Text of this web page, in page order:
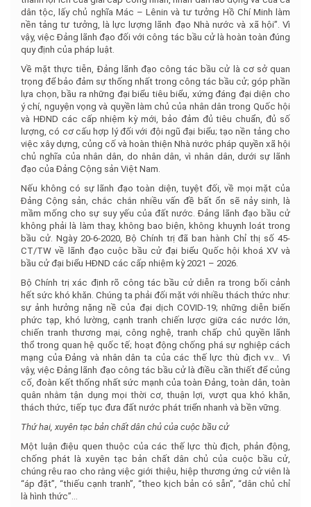
dân tộc, lấy chủ nghĩa Mác – Lênin và tư tưởng Hồ Chí Minh làm
nền tảng tư tưởng, là lực lượng lãnh đạo Nhà nước và xã hội”. Vì
vậy, việc Đảng lãnh đạo đối với công tác bầu cử là hoàn toàn đúng
quy định của pháp luật.
Về mặt thực tiễn, Đảng lãnh đạo công tác bầu cử là cơ sở quan
trọng để bảo đảm sự thống nhất trong công tác bầu cử; góp phần
lựa chọn, bầu ra những đại biểu tiêu biểu, xứng đáng đại diện cho
ý chí, nguyện vọng và quyền làm chủ của nhân dân trong Quốc hội
và HĐND các cấp nhiệm kỳ mới, bảo đảm đủ tiêu chuẩn, đủ số
lượng, có cơ cấu hợp lý đối với đội ngũ đại biểu; tạo nền tảng cho
việc xây dựng, củng cố và hoàn thiện Nhà nước pháp quyền xã hội
chủ nghĩa của nhân dân, do nhân dân, vì nhân dân, dưới sự lãnh
đạo của Đảng Cộng sản Việt Nam.
Nếu không có sự lãnh đạo toàn diện, tuyệt đối, về mọi mặt của
Đảng Cộng sản, chắc chắn nhiều vấn đề bất ổn sẽ nảy sinh, là
mầm mống cho sự suy yếu của đất nước. Đảng lãnh đạo bầu cử
không phải là làm thay, không bao biện, không khuynh loát trong
bầu cử. Ngày 20-6-2020, Bộ Chính trị đã ban hành Chỉ thị số 45-
CT/TW về lãnh đạo cuộc bầu cử đại biểu Quốc hội khoá XV và
bầu cử đại biểu HĐND các cấp nhiệm kỳ 2021 – 2026.
Bộ Chính trị xác định rõ công tác bầu cử diễn ra trong bối cảnh
hết sức khó khăn. Chúng ta phải đối mặt với nhiều thách thức như:
sự ảnh hưởng nặng nề của đại dịch COVID-19; những diễn biến
phức tạp, khó lường, cạnh tranh chiến lược giữa các nước lớn,
chiến tranh thương mại, công nghệ, tranh chấp chủ quyền lãnh
thổ trong quan hệ quốc tế; hoạt động chống phá sự nghiệp cách
mạng của Đảng và nhân dân ta của các thế lực thù địch v.v… Vì
vậy, việc Đảng lãnh đạo công tác bầu cử là điều cần thiết để củng
cố, đoàn kết thống nhất sức mạnh của toàn Đảng, toàn dân, toàn
quân nhằm tận dụng mọi thời cơ, thuận lợi, vượt qua khó khăn,
thách thức, tiếp tục đưa đất nước phát triển nhanh và bền vững.
Thứ hai, xuyên tạc bản chất dân chủ của cuộc bầu cử
Một luận điệu quen thuộc của các thế lực thù địch, phản động,
chống phát là xuyên tạc bản chất dân chủ của cuộc bầu cử,
chúng rêu rao cho rằng việc giới thiệu, hiệp thương ứng cử viên là
“áp đặt”, “thiếu cạnh tranh”, “theo kịch bản có sẵn”, “dân chủ chỉ
là hình thức”...